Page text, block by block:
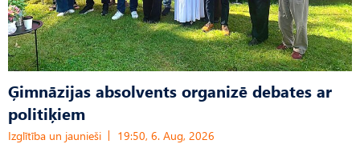
Ģimnāzijas absolvents organizē debates ar
politiķiem
Izglītība un jaunieši 19:50, 6. Aug, 2026